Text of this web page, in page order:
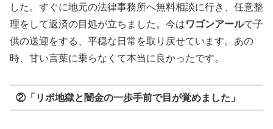
した。すぐに地元の法律事務所へ無料相談に行き、任意整
理をして返済の目処が立ちました。今はワゴンアールで子
供の送迎をする、平穏な日常を取り戻せています。あの
時、甘い言葉に乗らなくて本当に良かったです。
②「リボ地獄と闇金の一歩手前で目が覚めました」